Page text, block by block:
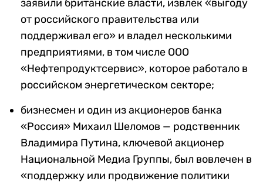
заявили британские власти, извлек «выгоду
от российского правительства или
поддерживал его» и владел несколькими
предприятиями, в том числе ООО
«Нефтепродуктсервис», которое работало в
российском энергетическом секторе;
бизнесмен и один из акционеров банка
«Россия» Михаил Шеломов — родственник
Владимира Путина, ключевой акционер
Национальной Медиа Группы, был вовлечен в
«поддержку или продвижение политики